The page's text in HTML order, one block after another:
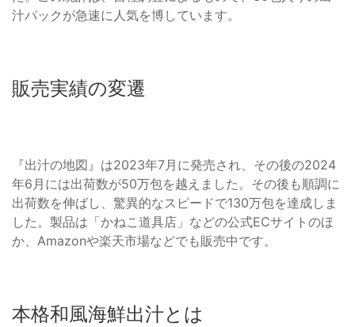
汁パックが急速に人気を博しています。
販売実績の変遷
『出汁の地図』は2023年7月に発売され、その後の2024
年6月には出荷数が50万包を越えました。その後も順調に
出荷数を伸ばし、驚異的なスピードで130万包を達成しま
した。製品は「かねこ道具店」などの公式ECサイトのほ
か、Amazonや楽天市場などでも販売中です。
本格和風海鮮出汁とは